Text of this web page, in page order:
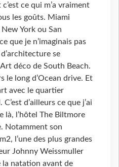
ce qui m’a vraiment
les goûts. Miami
York ou San
que je n’imaginais pas
se
déco de South Beach.
le long d’Ocean drive. Et
avec le quartier
d’ailleurs ce que j’ai
là, l’hôtel The Biltmore
Notamment son
l’une des plus grandes
Johnny Weissmuller
la natation avant de